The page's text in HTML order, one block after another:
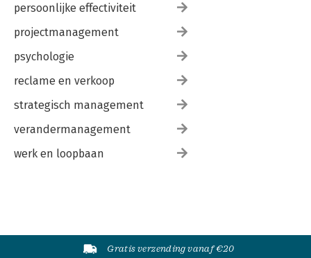
persoonlijke effectiviteit
projectmanagement
psychologie
reclame en verkoop
strategisch management
verandermanagement
werk en loopbaan
Gratis verzending vanaf €20